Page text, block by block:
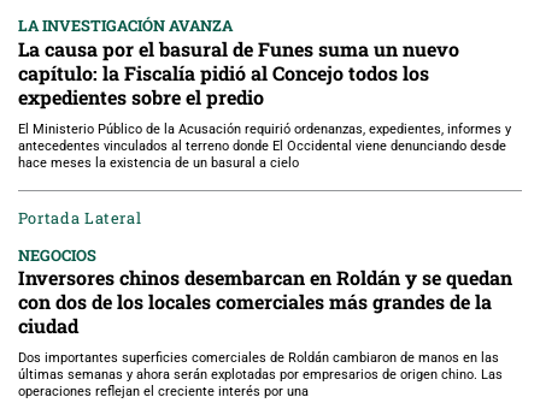
LA INVESTIGACIÓN AVANZA
La causa por el basural de Funes suma un nuevo
capítulo: la Fiscalía pidió al Concejo todos los
expedientes sobre el predio
El Ministerio Público de la Acusación requirió ordenanzas, expedientes, informes y
antecedentes vinculados al terreno donde El Occidental viene denunciando desde
hace meses la existencia de un basural a cielo
Portada Lateral
NEGOCIOS
Inversores chinos desembarcan en Roldán y se quedan
con dos de los locales comerciales más grandes de la
ciudad
Dos importantes superficies comerciales de Roldán cambiaron de manos en las
últimas semanas y ahora serán explotadas por empresarios de origen chino. Las
operaciones reflejan el creciente interés por una